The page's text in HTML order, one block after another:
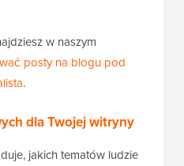
w naszym
posty na blogu pod
.
dla Twojej witryny
jakich tematów ludzie